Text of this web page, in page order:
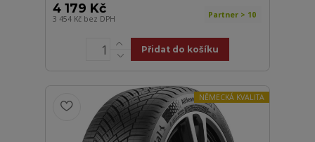
4 179 Kč
3 454 Kč bez DPH Partner > 10
Přidat do košíku
NĚMECKÁ KVALITA